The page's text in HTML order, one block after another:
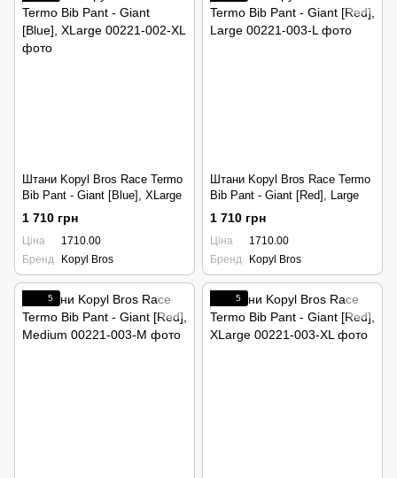
Штани Kopyl Bros Race Termo
Bib Pant - Giant [Blue], XLarge
1 710 грн
Ціна
1710.00
Бренд
Kopyl Bros
Штани Kopyl Bros Race Termo
Bib Pant - Giant [Red], Large
1 710 грн
Ціна
1710.00
Бренд
Kopyl Bros
5 5